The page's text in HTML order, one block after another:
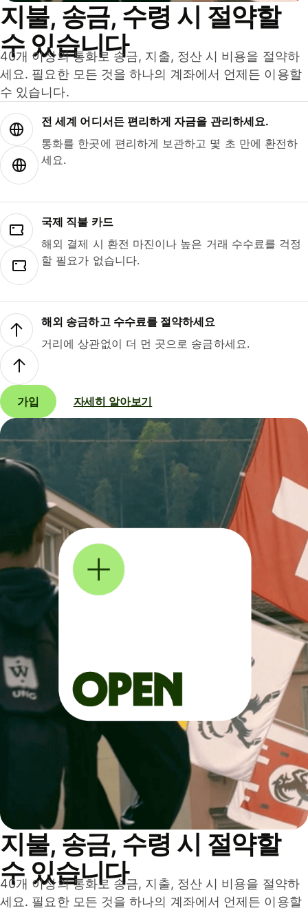
지불, 송금, 수령 시 절약할
수 있습니다
40개 이상의 통화로 송금, 지출, 정산 시 비용을 절약하
세요. 필요한 모든 것을 하나의 계좌에서 언제든 이용할
수 있습니다.
전 세계 어디서든 편리하게 자금을 관리하세요.
통화를 한곳에 편리하게 보관하고 몇 초 만에 환전하
세요.
국제 직불 카드
해외 결제 시 환전 마진이나 높은 거래 수수료를 걱정
할 필요가 없습니다.
해외 송금하고 수수료를 절약하세요
거리에 상관없이 더 먼 곳으로 송금하세요.
가입 자세히 알아보기
지불, 송금, 수령 시 절약할
수 있습니다
40개 이상의 통화로 송금, 지출, 정산 시 비용을 절약하
세요. 필요한 모든 것을 하나의 계좌에서 언제든 이용할